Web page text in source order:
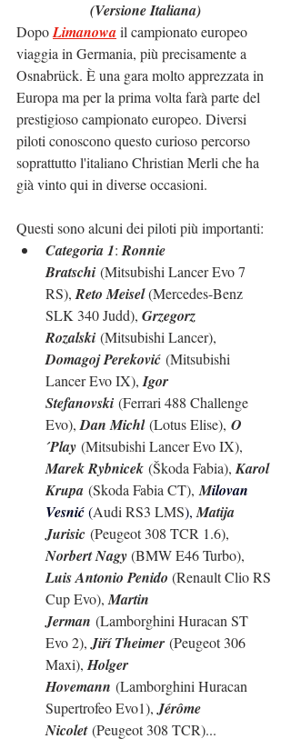
(Versione Italiana)
Dopo Limanowa il campionato europeo
viaggia in Germania, più precisamente a
Osnabrück. È una gara molto apprezzata in
Europa ma per la prima volta farà parte del
prestigioso campionato europeo. Diversi
piloti conoscono questo curioso percorso
soprattutto l'italiano Christian Merli che ha
già vinto qui in diverse occasioni.
Questi sono alcuni dei piloti più importanti:
Categoria 1: Ronnie
Bratschi (Mitsubishi Lancer Evo 7
RS), Reto Meisel (Mercedes-Benz
SLK 340 Judd), Grzegorz
Rozalski (Mitsubishi Lancer),
Domagoj Pereković (Mitsubishi
Lancer Evo IX), Igor
Stefanovski (Ferrari 488 Challenge
Evo), Dan Michl (Lotus Elise), O
´Play (Mitsubishi Lancer Evo IX),
Marek Rybnicek (Škoda Fabia), Karol
Krupa (Skoda Fabia CT), Milovan
Vesnić (Audi RS3 LMS), Matija
Jurisic (Peugeot 308 TCR 1.6),
Norbert Nagy (BMW E46 Turbo),
Luis Antonio Penido (Renault Clio RS
Cup Evo), Martin
Jerman (Lamborghini Huracan ST
Evo 2), Jiří Theimer (Peugeot 306
Maxi), Holger
Hovemann (Lamborghini Huracan
Supertrofeo Evo1), Jérôme
Nicolet (Peugeot 308 TCR)...